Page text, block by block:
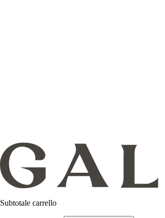
Subtotale carrello